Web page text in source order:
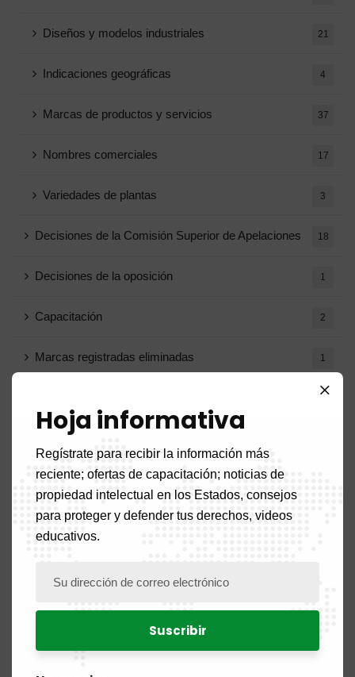
Diseños y modelos industriales 21
Indicaciones geográficas 4
Marcas de productos y servicios 37
Nombres comerciales 17
Variedades de plantas 3
Decisiones de la Comisión Superior de Apelaciones 18
Decisiones de la oposición 1
Capacitación 2
Marcas registradas eliminadas 1
1
Archivo
Agosto de 2026
Hoja informativa
Regístrate para recibir la información más
reciente; ofertas de capacitación; noticias de
propiedad intelectual en los Estados, consejos
para proteger y defender tus derechos, videos
educativos.